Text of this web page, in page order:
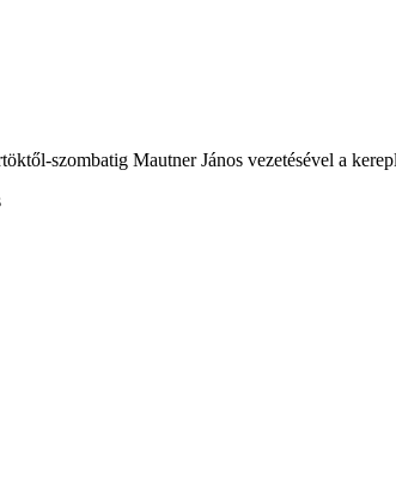
szombatig Mautner János vezetésével a